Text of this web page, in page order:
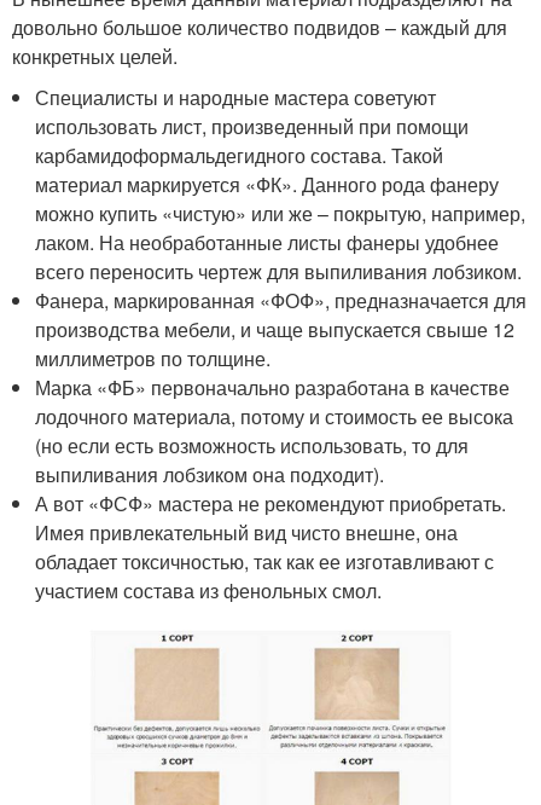
довольно большое количество подвидов – каждый для
конкретных целей.
Специалисты и народные мастера советуют
использовать лист, произведенный при помощи
карбамидоформальдегидного состава. Такой
материал маркируется «ФК». Данного рода фанеру
можно купить «чистую» или же – покрытую, например,
лаком. На необработанные листы фанеры удобнее
всего переносить чертеж для выпиливания лобзиком.
Фанера, маркированная «ФОФ», предназначается для
производства мебели, и чаще выпускается свыше 12
миллиметров по толщине.
Марка «ФБ» первоначально разработана в качестве
лодочного материала, потому и стоимость ее высока
(но если есть возможность использовать, то для
выпиливания лобзиком она подходит).
А вот «ФСФ» мастера не рекомендуют приобретать.
Имея привлекательный вид чисто внешне, она
обладает токсичностью, так как ее изготавливают с
участием состава из фенольных смол.